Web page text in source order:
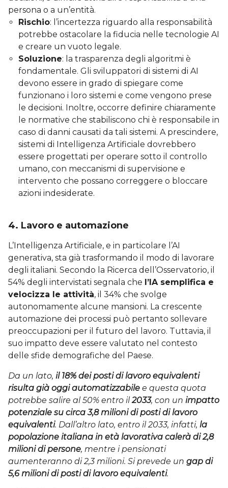
persona o a un’entità.
Rischio: l’incertezza riguardo alla responsabilità
potrebbe ostacolare la fiducia nelle tecnologie AI
e creare un vuoto legale.
Soluzione: la trasparenza degli algoritmi è
fondamentale. Gli sviluppatori di sistemi di AI
devono essere in grado di spiegare come
funzionano i loro sistemi e come vengono prese
le decisioni. Inoltre, occorre definire chiaramente
le normative che stabiliscono chi è responsabile in
caso di danni causati da tali sistemi. A prescindere,
sistemi di Intelligenza Artificiale dovrebbero
essere progettati per operare sotto il controllo
umano, con meccanismi di supervisione e
intervento che possano correggere o bloccare
azioni indesiderate.
4. Lavoro e automazione
L’Intelligenza Artificiale, e in particolare l’AI
generativa, sta già trasformando il modo di lavorare
degli italiani. Secondo la Ricerca dell’Osservatorio, il
54% degli intervistati segnala che l’IA semplifica e
velocizza le attività, il 34% che svolge
autonomamente alcune mansioni. La crescente
automazione dei processi può pertanto sollevare
preoccupazioni per il futuro del lavoro. Tuttavia, il
suo impatto deve essere valutato nel contesto
delle sfide demografiche del Paese.
Da un lato, il 18% dei posti di lavoro equivalenti
risulta già oggi automatizzabile e questa quota
potrebbe salire al 50% entro il2033, con un impatto
potenziale su circa 3,8 milioni di posti di lavoro
equivalenti. Dall’altro lato, entro il 2033, infatti, la
popolazione italiana in età lavorativa calerà di 2,8
milioni di persone, mentre i pensionati
aumenteranno di 2,3 milioni. Si prevede un gap di
5,6 milioni di posti di lavoro equivalenti.